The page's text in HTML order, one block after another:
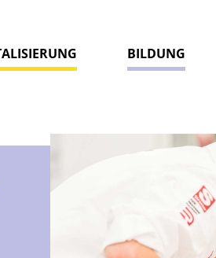
BILDUNG